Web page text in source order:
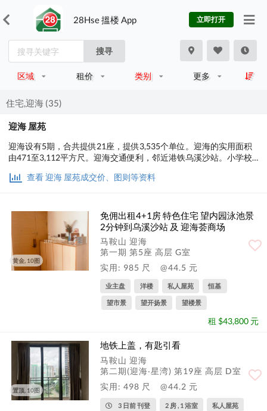
28Hse 搵楼 App 立即打开
搜寻
区域 租价 类别 更多
住宅,迎海 (35)
迎海 屋苑
迎海设有5期，合共提供21座，提供3,535个单位。迎海的实用面积
由471至3,112平方尺。迎海交通便利，邻近港铁乌溪沙站。小学校
查看 迎海 屋苑成交价、图则等资料
黄金, 10图
免佣出租4+1房 特色住宅 望内园泳池景
2分钟到乌溪沙站 及 迎海荟商场
马鞍山 迎海
第一期 第5座 高层 G室
实用: 985 尺
@44.5 元
业主盘 洋楼 私人屋苑 恒基
望市景 望开扬景 望楼景
租 $43,800 元
置顶, 10图
地铁上盖，有匙引看
马鞍山 迎海
第二期(迎海‧星湾) 第19座 高层 D室
实用: 498 尺
@44.2 元
3 日前 刊登 2 房 , 1 浴室 私人屋苑